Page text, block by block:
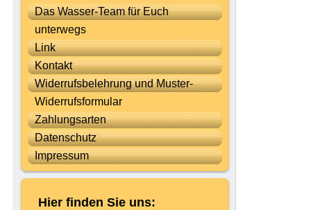
Das Wasser-Team für Euch
unterwegs
Link
Kontakt
Widerrufsbelehrung und Muster-
Widerrufsformular
Zahlungsarten
Datenschutz
Impressum
Hier finden Sie uns: